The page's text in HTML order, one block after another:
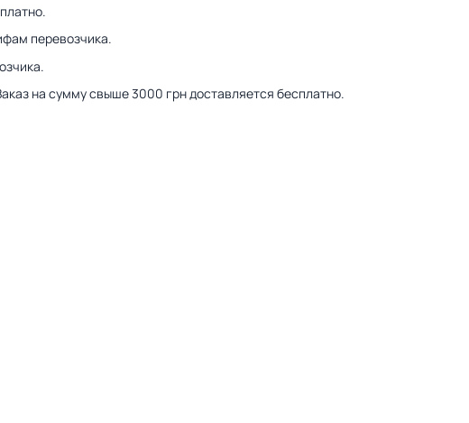
перевозчика.
на сумму свыше 3000 грн доставляется бесплатно.